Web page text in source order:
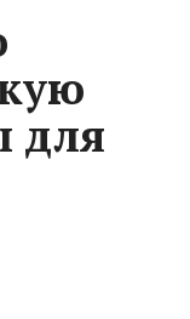
для